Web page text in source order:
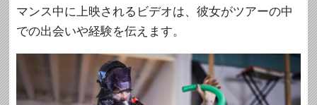
マンス中に上映されるビデオは、彼女がツアーの中
での出会いや経験を伝えます。